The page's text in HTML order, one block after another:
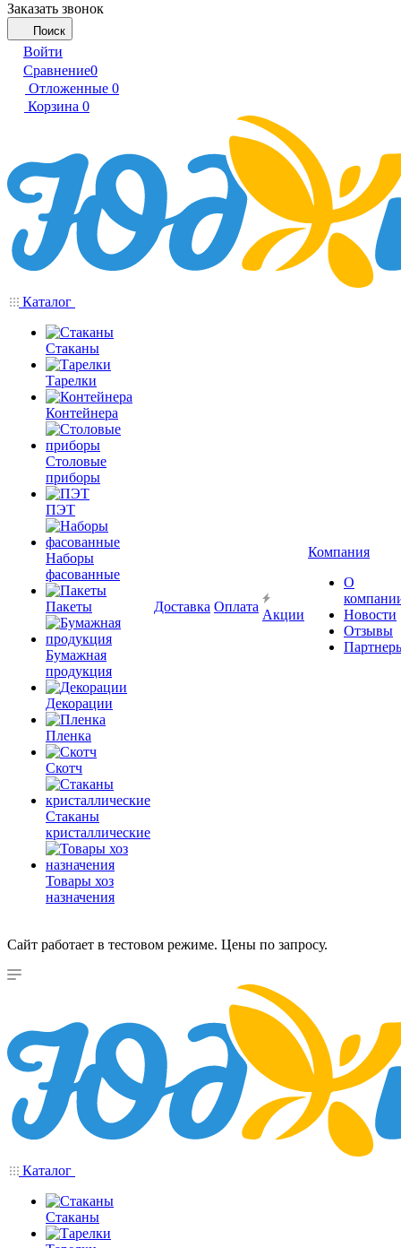
Заказать звонок
Поиск
Войти
Сравнение0
Отложенные 0
Корзина 0
Каталог
Стаканы
Тарелки
Контейнера
Столовые
приборы
ПЭТ
Наборы
фасованные
Пакеты
Бумажная
продукция
Декорации
Пленка
Скотч
Стаканы
кристаллические
Товары хоз
назначения
Доставка Оплата
Акции
Компания
О
Новости
Отзывы
Сайт работает в тестовом режиме. Цены по запросу.
Каталог
Стаканы